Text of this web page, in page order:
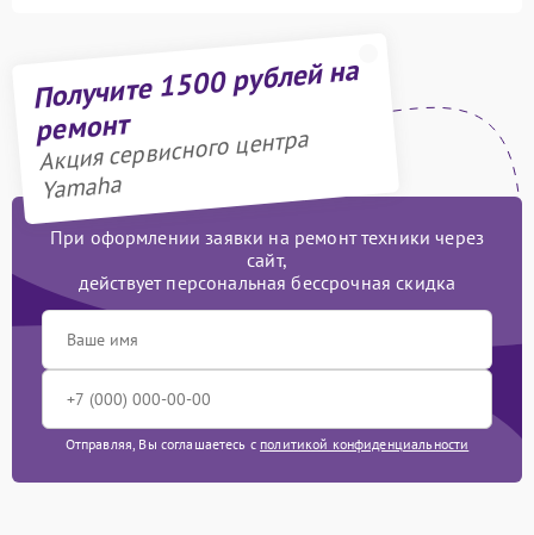
Получите 1500 рублей на
ремонт
Акция сервисного центра
Yamaha
При оформлении заявки на ремонт техники через
сайт,
действует персональная бессрочная скидка
Отправляя, Вы соглашаетесь с политикой конфиденциальности